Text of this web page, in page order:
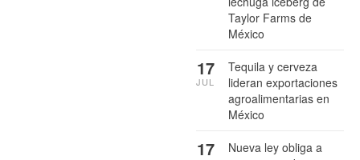
Taylor Farms de
México
Tequila y cerveza
lideran exportaciones
agroalimentarias en
México
17
JUL
Nueva ley obliga a
17